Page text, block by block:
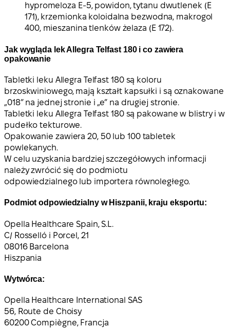
hypromeloza E-5, powidon, tytanu dwutlenek (E
171), krzemionka koloidalna bezwodna, makrogol
400, mieszanina tlenków żelaza (E 172).
Jak wygląda lek Allegra Telfast 180 i co zawiera
opakowanie
Tabletki leku Allegra Telfast 180 są koloru
brzoskwiniowego, mają kształt kapsułki i są oznakowane
„018” na jednej stronie i „e” na drugiej stronie.
Tabletki leku Allegra Telfast 180 są pakowane w blistry i w
pudełko tekturowe.
Opakowanie zawiera 20, 50 lub 100 tabletek
powlekanych.
W celu uzyskania bardziej szczegółowych informacji
należy zwrócić się do podmiotu
odpowiedzialnego lub importera równoległego.
Podmiot odpowiedzialny w Hiszpanii, kraju eksportu:
Opella Healthcare Spain, S.L.
C/ Rosselló i Porcel, 21
08016 Barcelona
Hiszpania
Wytwórca:
Opella Healthcare International SAS
56, Route de Choisy
60200 Compiègne, Francja